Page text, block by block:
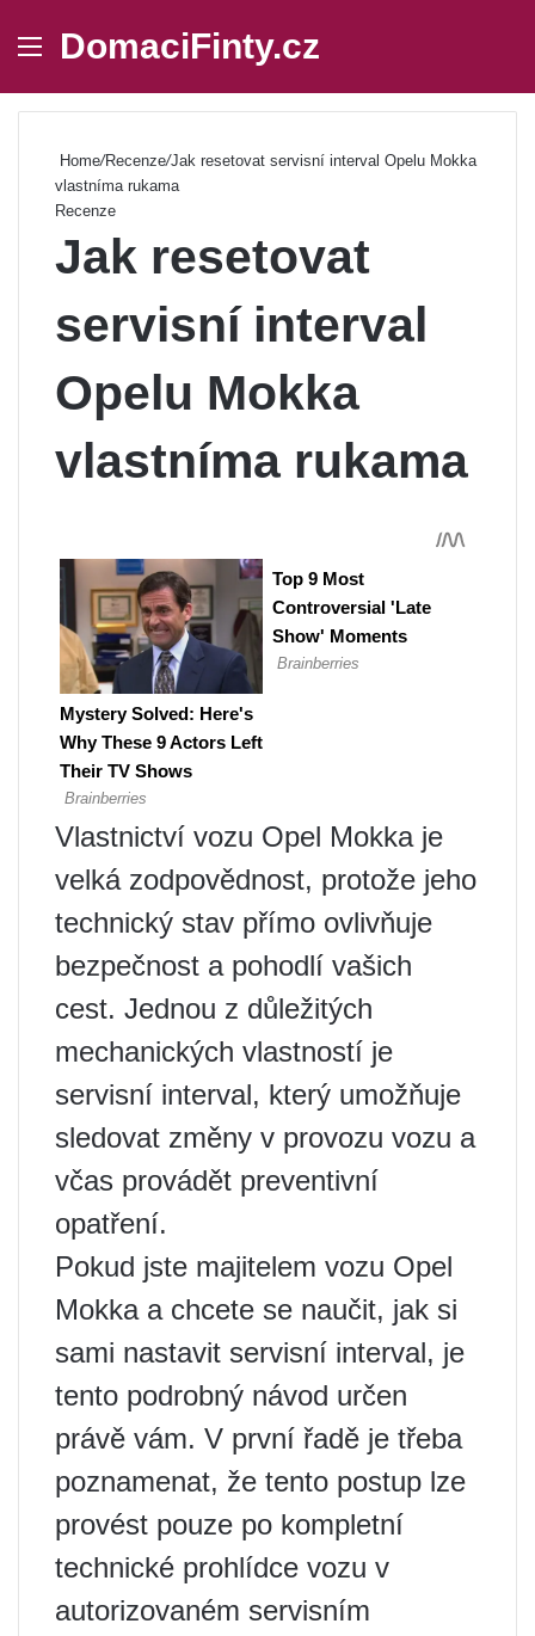
Menu
DomaciFinty.cz
Home/Recenze/Jak resetovat servisní interval Opelu Mokka
vlastníma rukama
Recenze
Jak resetovat
servisní interval
Opelu Mokka
vlastníma rukama
Vlastnictví vozu Opel Mokka je
velká zodpovědnost, protože jeho
technický stav přímo ovlivňuje
bezpečnost a pohodlí vašich
cest. Jednou z důležitých
mechanických vlastností je
servisní interval, který umožňuje
sledovat změny v provozu vozu a
včas provádět preventivní
opatření.
Pokud jste majitelem vozu Opel
Mokka a chcete se naučit, jak si
sami nastavit servisní interval, je
tento podrobný návod určen
právě vám. V první řadě je třeba
poznamenat, že tento postup lze
provést pouze po kompletní
technické prohlídce vozu v
autorizovaném servisním